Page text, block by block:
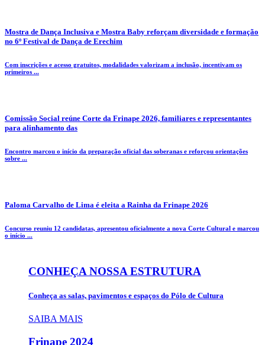
Mostra de Dança Inclusiva e Mostra Baby reforçam diversidade e formação
no 6º Festival de Dança de Erechim
Com inscrições e acesso gratuitos, modalidades valorizam a inclusão, incentivam os
primeiros ...
Comissão Social reúne Corte da Frinape 2026, familiares e representantes
para alinhamento das
Encontro marcou o início da preparação oficial das soberanas e reforçou orientações
sobre ...
Paloma Carvalho de Lima é eleita a Rainha da Frinape 2026
Concurso reuniu 12 candidatas, apresentou oficialmente a nova Corte Cultural e marcou
o início ...
CONHEÇA NOSSA ESTRUTURA
Conheça as salas, pavimentos e espaços do Pólo de Cultura
SAIBA MAIS
Frinape 2024